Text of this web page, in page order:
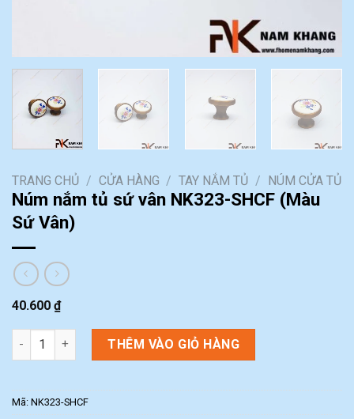
TRANG CHỦ / CỬA HÀNG / TAY NẮM TỦ / NÚM CỬA TỦ
Núm nắm tủ sứ vân NK323-SHCF (Màu
Sứ Vân)
40.600 ₫
Núm nắm tủ sứ vân NK323-SHCF (Màu Sứ Vân) số lượng
THÊM VÀO GIỎ HÀNG
Mã: NK323-SHCF